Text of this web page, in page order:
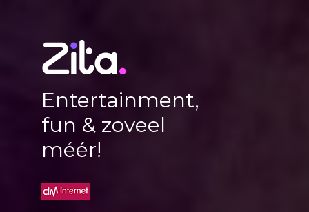
Entertainment,
fun & zoveel
méér!